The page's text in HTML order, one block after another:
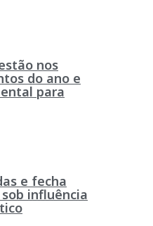
nos
do ano e
para
e fecha
influência